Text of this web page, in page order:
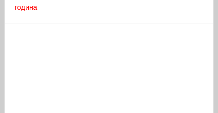
година